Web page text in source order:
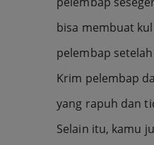
bisa membuat
pelembap
Krim pelembap
yang rapuh dan
Selain itu, kamu